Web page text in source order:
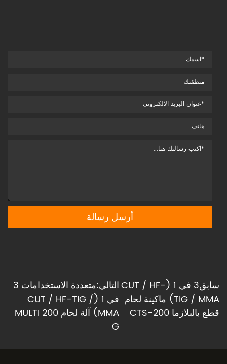
سابق3 في 1 (CUT / HF-
TIG / MMA) ماكينة لحام
قطع بالبلازما CTS-200
التالي:متعددة الاستخدامات 3
في 1 (CUT / HF-TIG /
MMA) آلة لحام MULTI 200
G